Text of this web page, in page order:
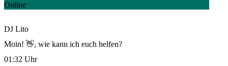
Online
DJ Lito
Moin! 👋, wie kann ich euch helfen?
01:32 Uhr